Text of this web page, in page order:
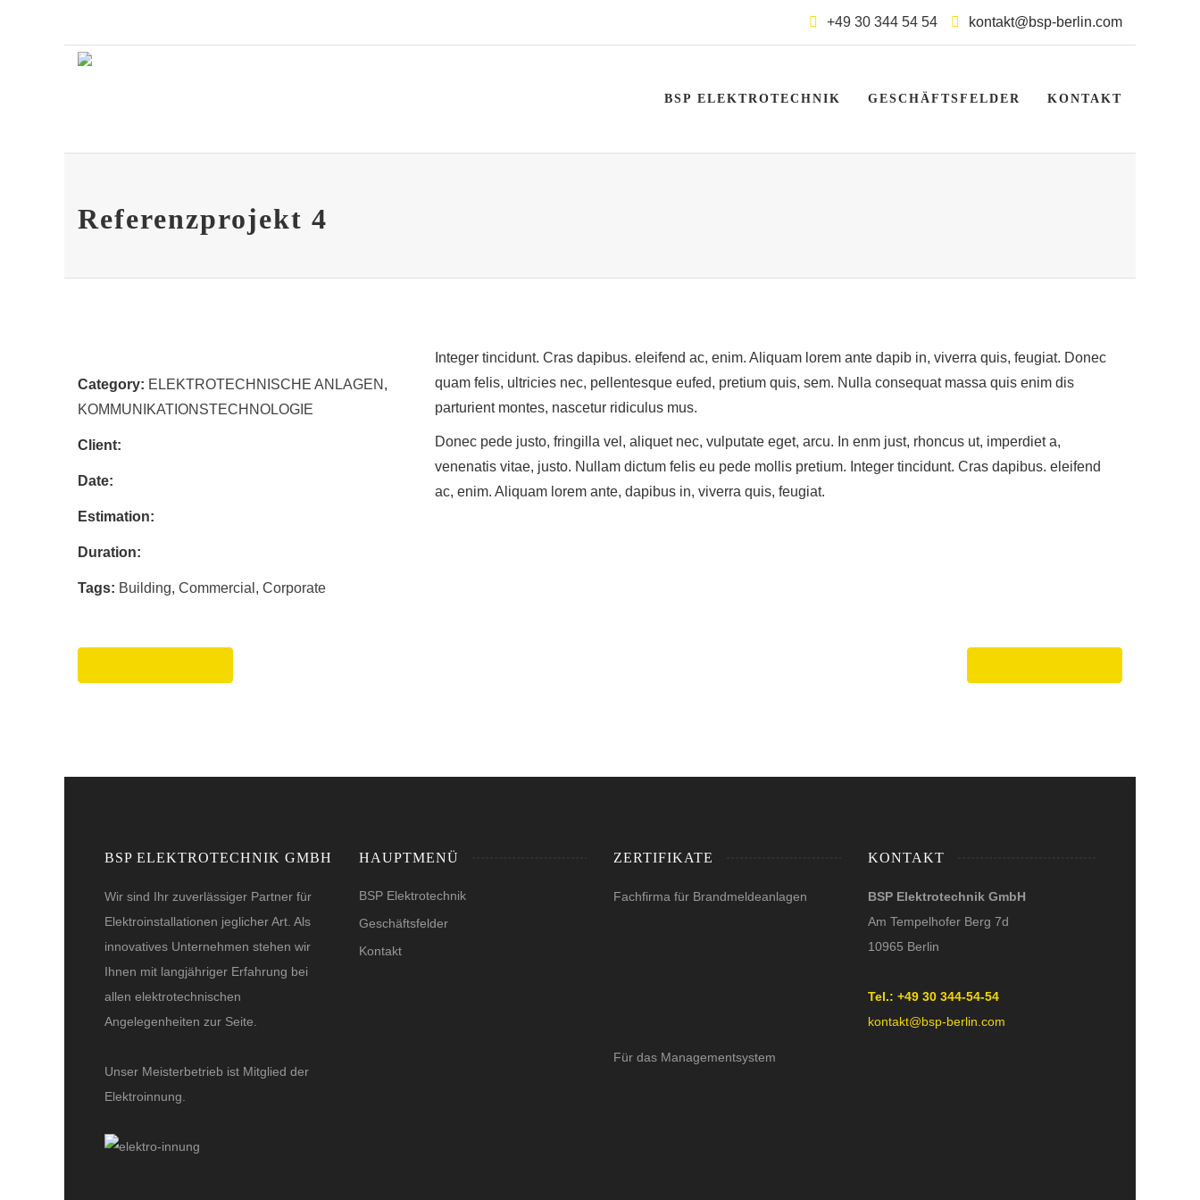
+49 30 344 54 54 kontakt@bsp-berlin.com
BSP ELEKTROTECHNIK GESCHÄFTSFELDER KONTAKT
Referenzprojekt 4
Category: ELEKTROTECHNISCHE ANLAGEN ,
KOMMUNIKATIONSTECHNOLOGIE
Client:
Date:
Estimation:
Duration:
Tags: Building, Commercial , Corporate
Integer tincidunt. Cras dapibus. eleifend ac, enim. Aliquam lorem ante dapib in, viverra quis, feugiat. Donec
quam felis, ultricies nec, pellentesque eufed, pretium quis, sem. Nulla consequat massa quis enim dis
parturient montes, nascetur ridiculus mus.
Donec pede justo, fringilla vel, aliquet nec, vulputate eget, arcu. In enm just, rhoncus ut, imperdiet a,
venenatis vitae, justo. Nullam dictum felis eu pede mollis pretium. Integer tincidunt. Cras dapibus. eleifend
ac, enim. Aliquam lorem ante, dapibus in, viverra quis, feugiat.
BSP ELEKTROTECHNIK GMBH
Wir sind Ihr zuverlässiger Partner für
Elektroinstallationen jeglicher Art. Als
innovatives Unternehmen stehen wir
Ihnen mit langjähriger Erfahrung bei
allen elektrotechnischen
Angelegenheiten zur Seite.
Unser Meisterbetrieb ist Mitglied der
Elektroinnung.
HAUPTMENÜ
BSP Elektrotechnik
Geschäftsfelder
Kontakt
ZERTIFIKATE
Fachfirma für Brandmeldeanlagen
Für das Managementsystem
KONTAKT
BSP Elektrotechnik GmbH
Am Tempelhofer Berg 7d
10965 Berlin
Tel.: +49 30 344-54-54
kontakt@bsp-berlin.com